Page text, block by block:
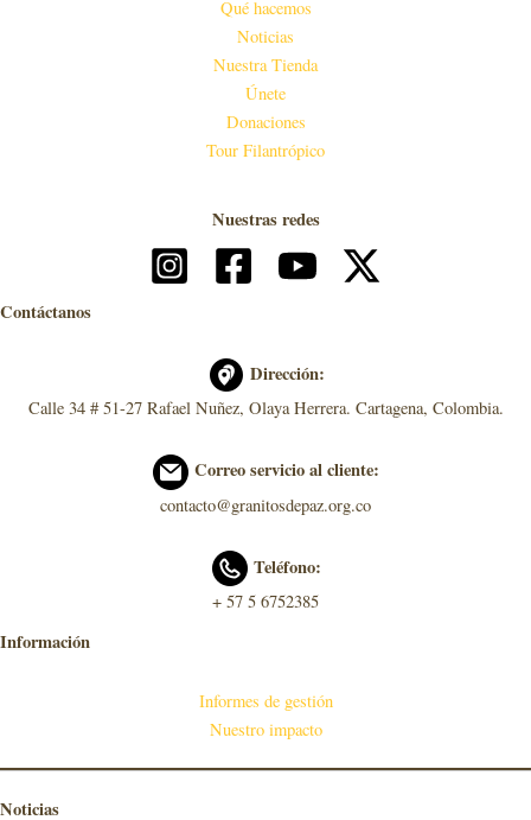
Qué hacemos
Noticias
Nuestra Tienda
Únete
Donaciones
Tour Filantrópico
Nuestras redes
Contáctanos
Dirección:
Calle 34 # 51-27 Rafael Nuñez, Olaya Herrera. Cartagena, Colombia.
Correo servicio al cliente:
contacto@granitosdepaz.org.co
Teléfono:
+ 57 5 6752385
Información
Informes de gestión
Nuestro impacto
Noticias